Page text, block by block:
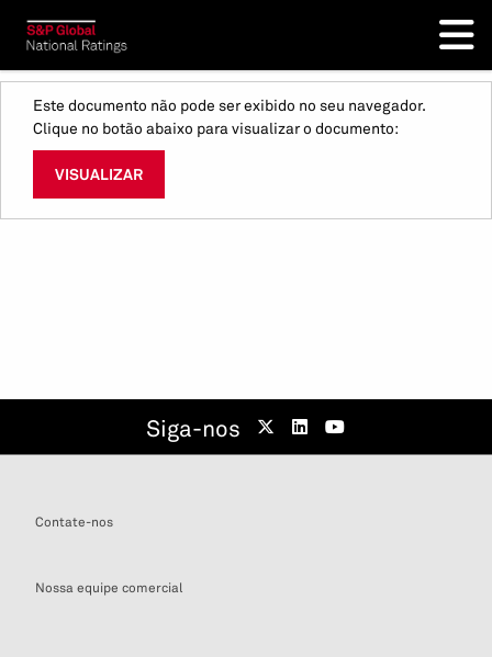
Este documento não pode ser exibido no seu navegador.
Clique no botão abaixo para visualizar o documento:
VISUALIZAR
Siga-nos
Contate-nos
Nossa equipe comercial